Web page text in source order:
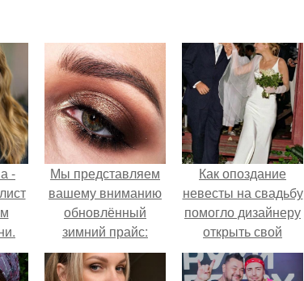
-
Мы представляем
вашему вниманию
обновлённый
зимний прайс:
Как опоздание
невесты на свадьбу
помогло дизайнеру
открыть свой
бренд.